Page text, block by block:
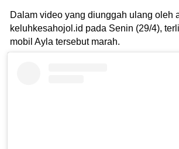
Dalam video yang diunggah ulang oleh
keluhkesahojol.id pada Senin (29/4),
mobil Ayla tersebut marah.